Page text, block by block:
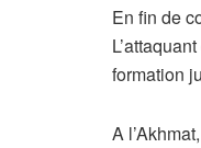
En fin de
formation
A